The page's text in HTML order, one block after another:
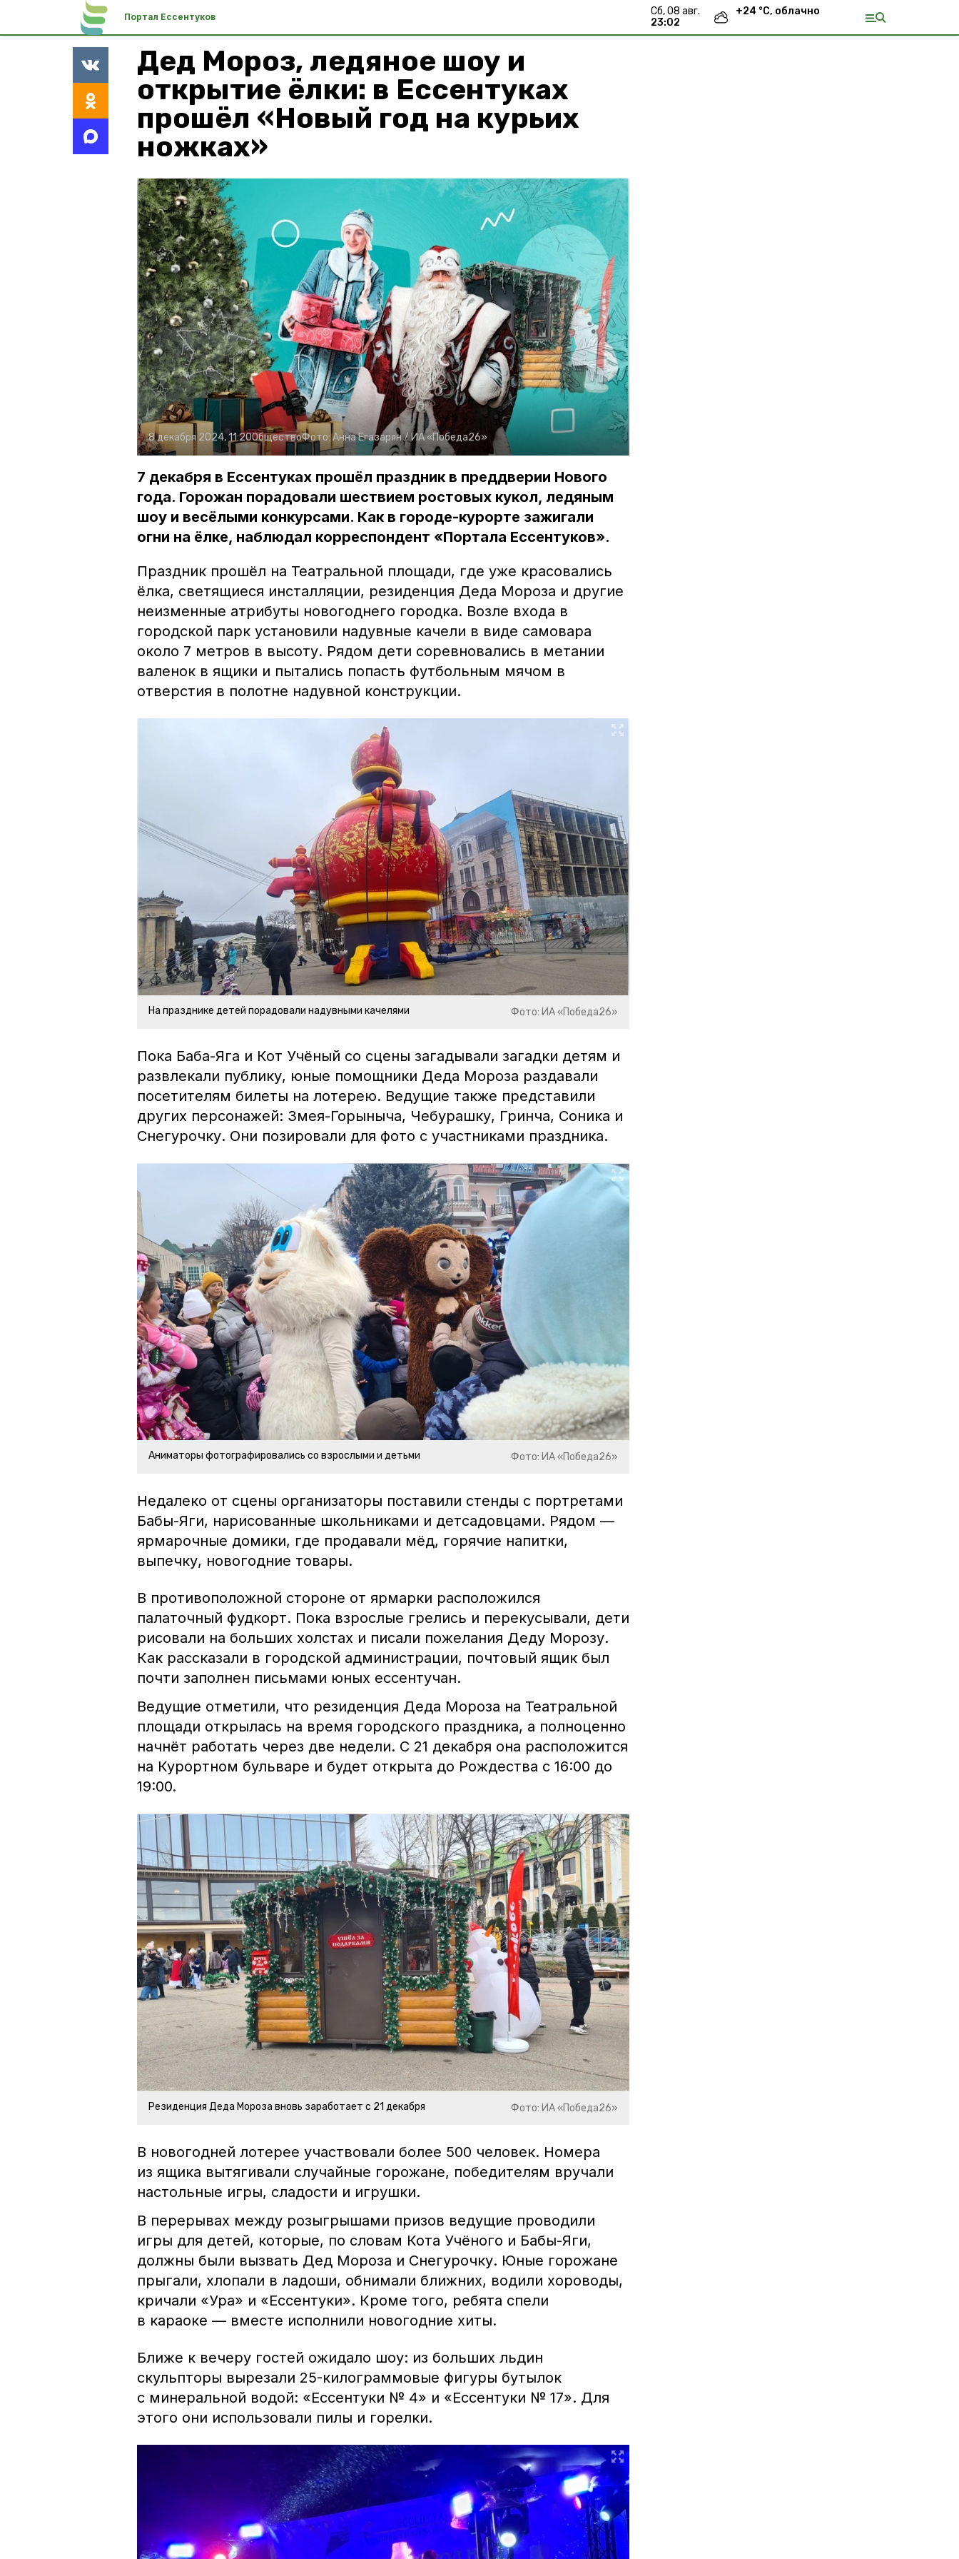
Портал Ессентуков
сб, 08 авг.
23:02
+24 °С, облачно
Дед Мороз, ледяное шоу и
открытие ёлки: в Ессентуках
прошёл «Новый год на курьих
ножках»
8 декабря 2024, 11:20ОбществоФото:Анна Егазарян / ИА «Победа26»
7 декабря в Ессентуках прошёл праздник в преддверии Нового
года. Горожан порадовали шествием ростовых кукол, ледяным
шоу и весёлыми конкурсами. Как в городе-курорте зажигали
огни на ёлке, наблюдал корреспондент «Портала Ессентуков».
Праздник прошёл на Театральной площади, где уже красовались
ёлка, светящиеся инсталляции, резиденция Деда Мороза и другие
неизменные атрибуты новогоднего городка. Возле входа в
городской парк установили надувные качели в виде самовара
около 7 метров в высоту. Рядом дети соревновались в метании
валенок в ящики и пытались попасть футбольным мячом в
отверстия в полотне надувной конструкции.
На празднике детей порадовали надувными качелями Фото: ИА «Победа26»
Пока Баба-Яга и Кот Учёный со сцены загадывали загадки детям и
развлекали публику, юные помощники Деда Мороза раздавали
посетителям билеты на лотерею. Ведущие также представили
других персонажей: Змея-Горыныча, Чебурашку, Гринча, Соника и
Снегурочку. Они позировали для фото с участниками праздника.
Аниматоры фотографировались со взрослыми и детьми Фото: ИА «Победа26»
Недалеко от сцены организаторы поставили стенды с портретами
Бабы-Яги, нарисованные школьниками и детсадовцами. Рядом —
ярмарочные домики, где продавали мёд, горячие напитки,
выпечку, новогодние товары.
В противоположной стороне от ярмарки расположился
палаточный фудкорт. Пока взрослые грелись и перекусывали, дети
рисовали на больших холстах и писали пожелания Деду Морозу.
Как рассказали в городской администрации, почтовый ящик был
почти заполнен письмами юных ессентучан.
Ведущие отметили, что резиденция Деда Мороза на Театральной
площади открылась на время городского праздника, а полноценно
начнёт работать через две недели. С 21 декабря она расположится
на Курортном бульваре и будет открыта до Рождества с 16:00 до
19:00.
Резиденция Деда Мороза вновь заработает с 21 декабря Фото: ИА «Победа26»
В новогодней лотерее участвовали более 500 человек. Номера
из ящика вытягивали случайные горожане, победителям вручали
настольные игры, сладости и игрушки.
В перерывах между розыгрышами призов ведущие проводили
игры для детей, которые, по словам Кота Учёного и Бабы-Яги,
должны были вызвать Дед Мороза и Снегурочку. Юные горожане
прыгали, хлопали в ладоши, обнимали ближних, водили хороводы,
кричали «Ура» и «Ессентуки». Кроме того, ребята спели
в караоке — вместе исполнили новогодние хиты.
Ближе к вечеру гостей ожидало шоу: из больших льдин
скульпторы вырезали 25-килограммовые фигуры бутылок
с минеральной водой: «Ессентуки № 4» и «Ессентуки № 17». Для
этого они использовали пилы и горелки.